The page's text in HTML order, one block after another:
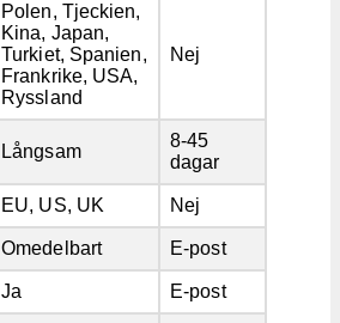
Polen, Tjeckien,
Kina, Japan,
Turkiet, Spanien,
Frankrike, USA,
Ryssland
Nej
Långsam
8-45
dagar
EU, US, UK Nej
Omedelbart E-post
Ja E-post